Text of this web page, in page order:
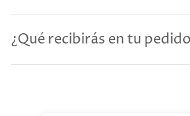
¿Qué recibirás en tu